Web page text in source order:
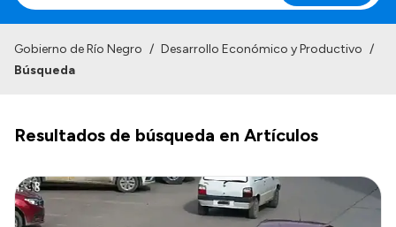
Delegaciones
Normativa
Gobierno de Río Negro / Desarrollo Económico y Productivo /
Búsqueda
Resultados de búsqueda en Artículos